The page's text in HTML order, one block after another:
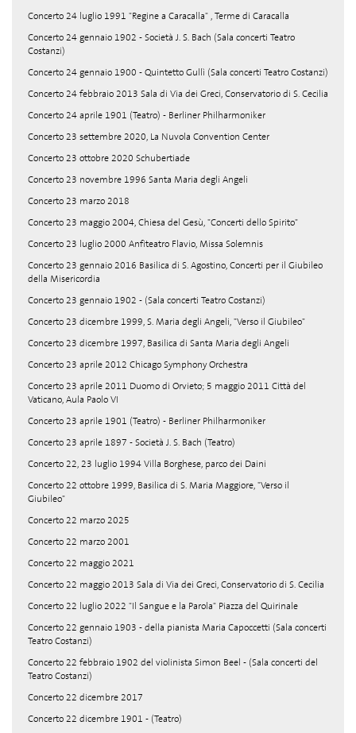
Concerto 24 luglio 1991 "Regine a Caracalla" , Terme di Caracalla
Concerto 24 gennaio 1902 - Società J. S. Bach (Sala concerti Teatro
Costanzi)
Concerto 24 gennaio 1900 - Quintetto Gullì (Sala concerti Teatro Costanzi)
Concerto 24 febbraio 2013 Sala di Via dei Greci, Conservatorio di S. Cecilia
Concerto 24 aprile 1901 (Teatro) - Berliner Philharmoniker
Concerto 23 settembre 2020, La Nuvola Convention Center
Concerto 23 ottobre 2020 Schubertiade
Concerto 23 novembre 1996 Santa Maria degli Angeli
Concerto 23 marzo 2018
Concerto 23 maggio 2004, Chiesa del Gesù, "Concerti dello Spirito"
Concerto 23 luglio 2000 Anfiteatro Flavio, Missa Solemnis
Concerto 23 gennaio 2016 Basilica di S. Agostino, Concerti per il Giubileo
della Misericordia
Concerto 23 gennaio 1902 - (Sala concerti Teatro Costanzi)
Concerto 23 dicembre 1999, S. Maria degli Angeli, "Verso il Giubileo"
Concerto 23 dicembre 1997, Basilica di Santa Maria degli Angeli
Concerto 23 aprile 2012 Chicago Symphony Orchestra
Concerto 23 aprile 2011 Duomo di Orvieto; 5 maggio 2011 Città del
Vaticano, Aula Paolo VI
Concerto 23 aprile 1901 (Teatro) - Berliner Philharmoniker
Concerto 23 aprile 1897 - Società J. S. Bach (Teatro)
Concerto 22, 23 luglio 1994 Villa Borghese, parco dei Daini
Concerto 22 ottobre 1999, Basilica di S. Maria Maggiore, "Verso il
Giubileo"
Concerto 22 marzo 2025
Concerto 22 marzo 2001
Concerto 22 maggio 2021
Concerto 22 maggio 2013 Sala di Via dei Greci, Conservatorio di S. Cecilia
Concerto 22 luglio 2022 "Il Sangue e la Parola" Piazza del Quirinale
Concerto 22 gennaio 1903 - della pianista Maria Capoccetti (Sala concerti
Teatro Costanzi)
Concerto 22 febbraio 1902 del violinista Simon Beel - (Sala concerti del
Teatro Costanzi)
Concerto 22 dicembre 2017
Concerto 22 dicembre 1901 - (Teatro)